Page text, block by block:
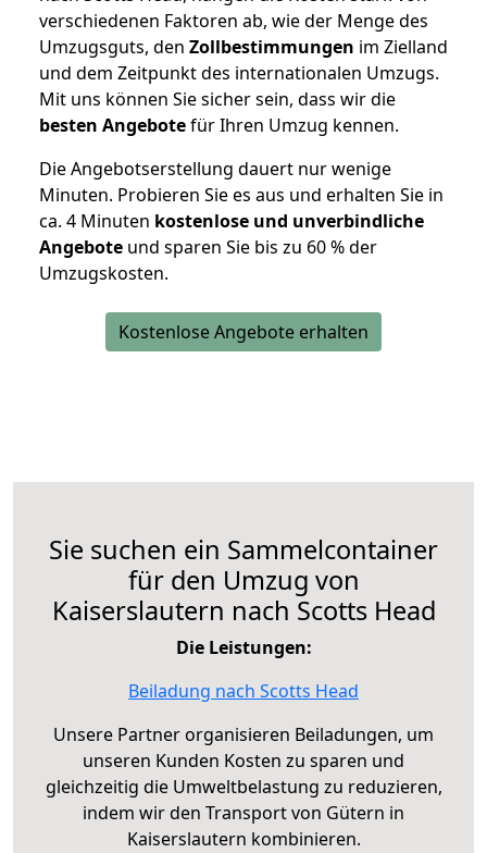
verschiedenen Faktoren ab, wie der Menge des
Umzugsguts, den Zollbestimmungen im Zielland
und dem Zeitpunkt des internationalen Umzugs.
Mit uns können Sie sicher sein, dass wir die
besten Angebotefür Ihren Umzug kennen.
Die Angebotserstellung dauert nur wenige
Minuten. Probieren Sie es aus und erhalten Sie in
ca. 4 Minuten kostenlose und unverbindliche
Angebote und sparen Sie bis zu 60 % der
Umzugskosten.
Kostenlose Angebote erhalten
Sie suchen ein Sammelcontainer
für den Umzug von
Kaiserslautern nach Scotts Head
Die Leistungen:
Beiladung nach Scotts Head
Unsere Partner organisieren Beiladungen, um
unseren Kunden Kosten zu sparen und
gleichzeitig die Umweltbelastung zu reduzieren,
indem wir den Transport von Gütern in
Kaiserslautern kombinieren.